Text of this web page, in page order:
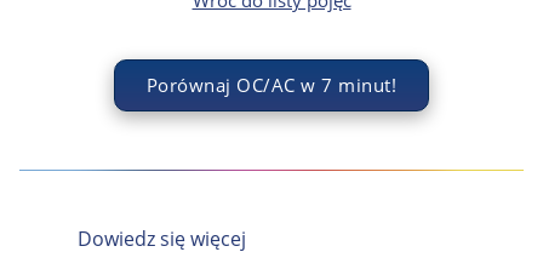
Porównaj OC/AC w 7 minut!
Dowiedz się więcej